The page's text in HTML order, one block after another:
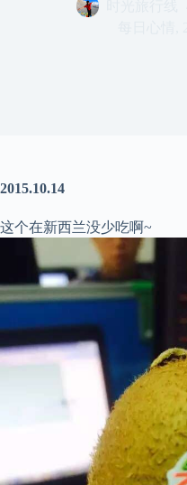
2015.10.14
这个在新西兰没少吃啊~